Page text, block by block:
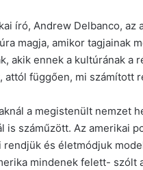
író, Andrew Delbanco,
magja, amikor tagjainak
akik ennek a kultúrának a
függően, mi számított
a megistenült nemzet
is száműzött. Az amerikai
rendjük és életmódjuk
mindenek felett- szólt